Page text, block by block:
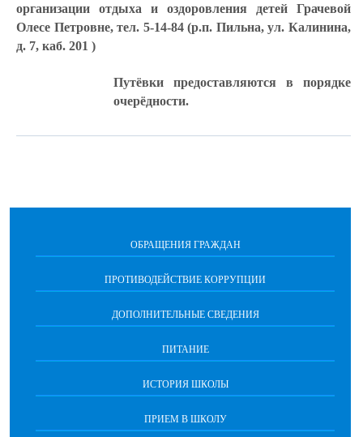
организации отдыха и оздоровления детей Грачевой
Олесе Петровне, тел. 5-14-84 (р.п. Пильна, ул. Калинина,
д. 7, каб. 201 )
Путёвки предоставляются в порядке
очерёдности.
ОБРАЩЕНИЯ ГРАЖДАН
ПРОТИВОДЕЙСТВИЕ КОРРУПЦИИ
ДОПОЛНИТЕЛЬНЫЕ СВЕДЕНИЯ
ПИТАНИЕ
ИСТОРИЯ ШКОЛЫ
ПРИЕМ В ШКОЛУ